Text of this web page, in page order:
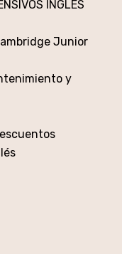
INGLÉS
Junior
y